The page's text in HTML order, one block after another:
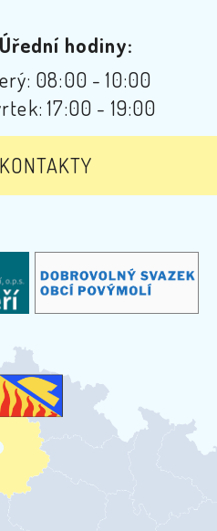
Úřední hodiny:
08:00 - 10:00
17:00 - 19:00
KONTAKTY